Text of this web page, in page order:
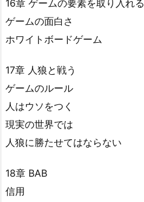
16章 ゲームの要素を取り入れる
ゲームの面白さ
ホワイトボードゲーム
17章 人狼と戦う
ゲームのルール
人はウソをつく
現実の世界では
人狼に勝たせてはならない
18章 BAB
信用